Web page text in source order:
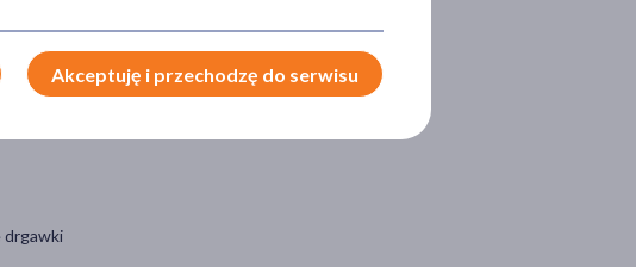
bóle
drgawki
Akceptuję i przechodzę do serwisu